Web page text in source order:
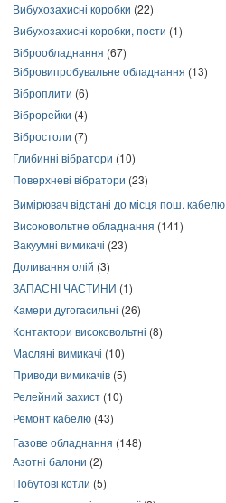
Вибухозахисні коробки (22)
Вибухозахисні коробки, пости (1)
Віброобладнання (67)
Вібровипробувальне обладнання (13)
Віброплити (6)
Віброрейки (4)
Вібростоли (7)
Глибинні вібратори (10)
Поверхневі вібратори (23)
Вимірювач відстані до місця пош. кабелю
Високовольтне обладнання (141)
Вакуумні вимикачі (23)
Доливання олій (3)
ЗАПАСНІ ЧАСТИНИ (1)
Камери дугогасильні (26)
Контактори високовольтні (8)
Масляні вимикачі (10)
Приводи вимикачів (5)
Релейний захист (10)
Ремонт кабелю (43)
Газове обладнання (148)
Азотні балони (2)
Побутові котли (5)